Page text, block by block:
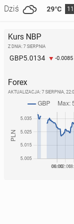
Dziś 29°C
Kurs NBP
Z DNIA: 7 SIERPNIA
GBP5.0134 -0.0085
Forex
AKTUALIZACJA: 7 SIERPNIA,